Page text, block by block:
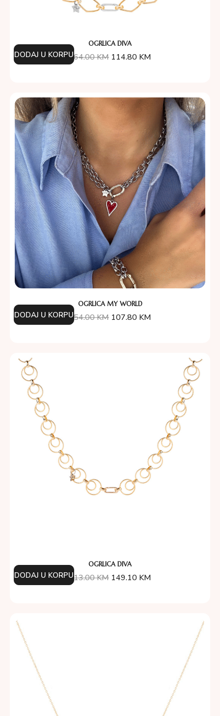
OGRLICA DIVA
164.00KM 114.80 KM
DODAJ U KORPU
OGRLICA MY WORLD
154.00KM 107.80 KM
DODAJ U KORPU
OGRLICA DIVA
213.00KM 149.10 KM
DODAJ U KORPU